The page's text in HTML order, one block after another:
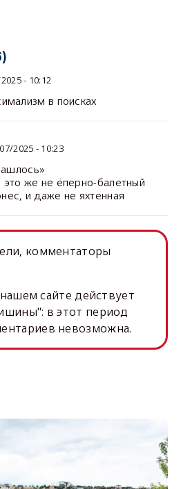
- 10:12
в поисках
2025 - 10:23
же не ёперно-балетный
и даже не яхтенная
комментаторы
сайте действует
в этот период
невозможна.